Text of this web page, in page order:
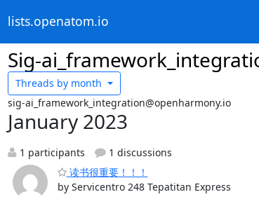
lists.openatom.io
Sig-
Threads by month
sig-ai_framework_integration@openharmony.io
January 2023
1 participants
1 discussions
读书很重要！！！
by Servicentro 248 Tepatitan Express